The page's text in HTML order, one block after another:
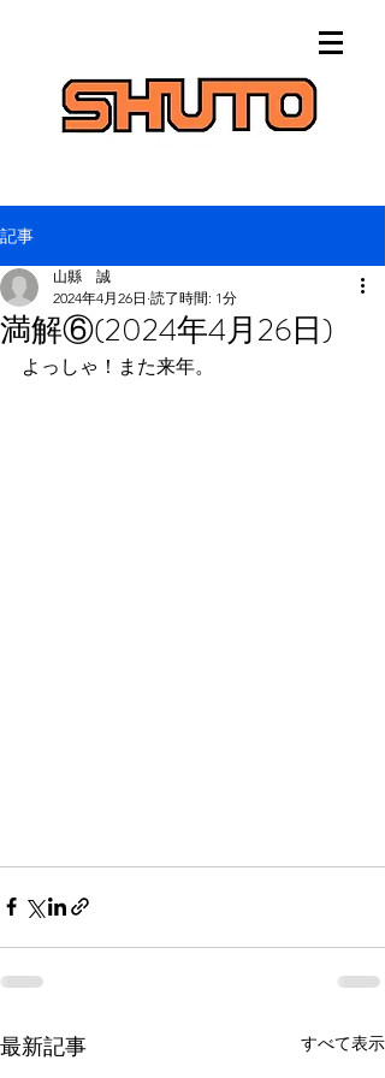
記事
満解⑥(2024年4月26日)
山縣 誠
2024年4月26日 読了時間: 1分
よっしゃ！また来年。
最新記事 すべて表示